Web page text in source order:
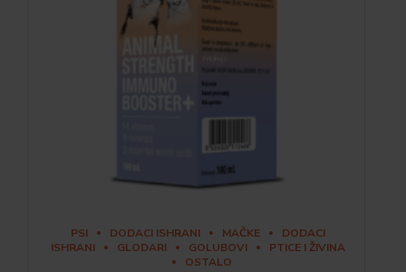
PSI DODACI ISHRANI MAČKE
DODACI
ISHRANI
GLODARI GOLUBOVI
PTICE I ŽIVINA
OSTALO